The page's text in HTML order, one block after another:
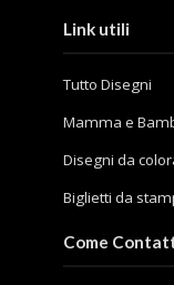
Link utili
Tutto Disegni
Mamma e
Disegni da
Biglietti da
Come